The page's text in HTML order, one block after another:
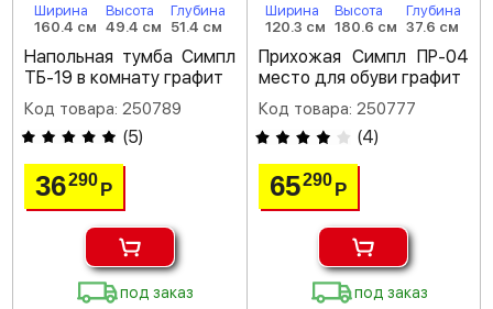
Ширина
160.4 см
Высота
49.4 см
Глубина
51.4 см
Напольная тумба Симпл
ТБ-19 в комнату графит
Код товара: 250789
(5)
36290Р
под заказ
Ширина
120.3 см
Высота
180.6 см
Глубина
37.6 см
Прихожая Симпл ПР-04
место для обуви графит
Код товара: 250777
(4)
65290 Р
под заказ